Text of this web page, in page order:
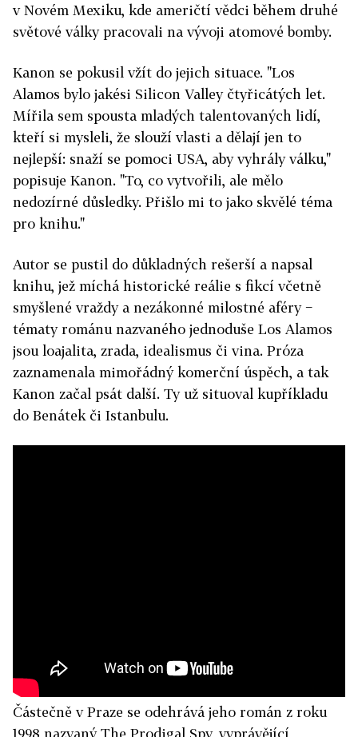
v Novém Mexiku, kde američtí vědci během druhé
světové války pracovali na vývoji atomové bomby.
Kanon se pokusil vžít do jejich situace. "Los
Alamos bylo jakési Silicon Valley čtyřicátých let.
Mířila sem spousta mladých talentovaných lidí,
kteří si mysleli, že slouží vlasti a dělají jen to
nejlepší: snaží se pomoci USA, aby vyhrály válku,"
popisuje Kanon. "To, co vytvořili, ale mělo
nedozírné důsledky. Přišlo mi to jako skvělé téma
pro knihu."
Autor se pustil do důkladných rešerší a napsal
knihu, jež míchá historické reálie s fikcí včetně
smyšlené vraždy a nezákonné milostné aféry −
tématy románu nazvaného jednoduše Los Alamos
jsou loajalita, zrada, idealismus či vina. Próza
zaznamenala mimořádný komerční úspěch, a tak
Kanon začal psát další. Ty už situoval kupříkladu
do Benátek či Istanbulu.
Částečně v Praze se odehrává jeho román z roku
1998 nazvaný The Prodigal Spy, vyprávějící